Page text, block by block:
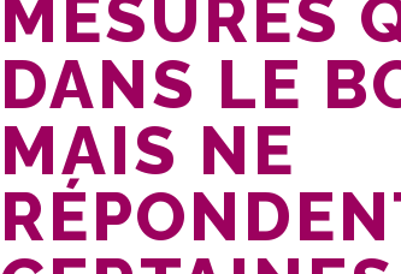
MESURES
DANS LE
MAIS NE